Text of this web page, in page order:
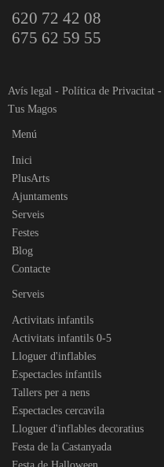
620 72 42 08
675 62 59 55
Avís legal - Política de Privacitat -
Tus Magos
Menú
Inici
PlusArts
Ajuntaments
Serveis
Festes
Blog
Contacte
Serveis
Activitats infantils
Activitats infantils 0-5
Lloguer d'inflables
Espectacles infantils
Tallers per a nens
Espectacles cercavila
Lloguer d'inflables decoratius
Festa de la Castanyada